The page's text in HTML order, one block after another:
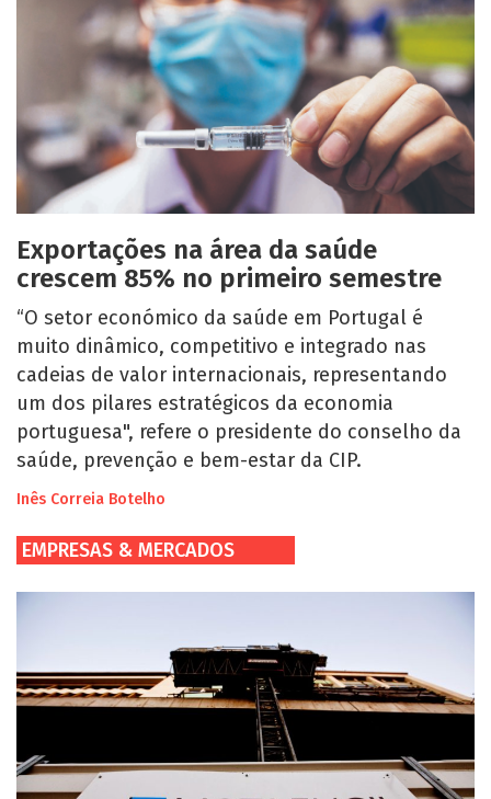
Exportações na área da saúde
crescem 85% no primeiro semestre
“O setor económico da saúde em Portugal é
muito dinâmico, competitivo e integrado nas
cadeias de valor internacionais, representando
um dos pilares estratégicos da economia
portuguesa", refere o presidente do conselho da
saúde, prevenção e bem-estar da CIP.
Inês Correia Botelho
EMPRESAS & MERCADOS